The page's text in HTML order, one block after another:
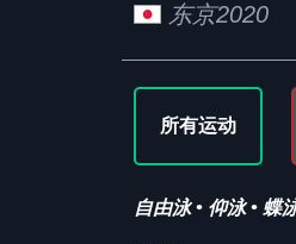
东京2020
所有运动
自由泳 • 仰泳 • 蝶